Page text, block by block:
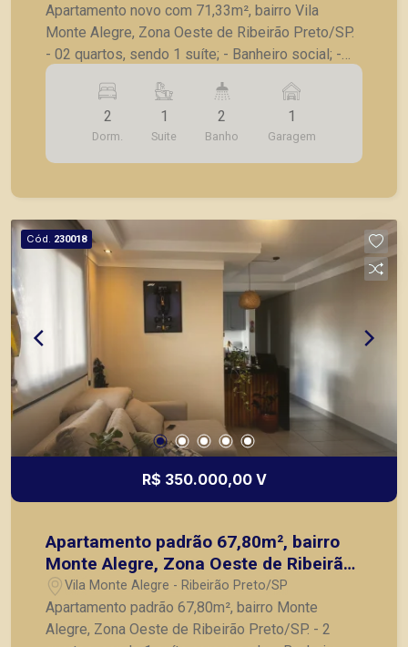
Apartamento novo com 71,33m², bairro Vila
Monte Alegre, Zona Oeste de Ribeirão Preto/SP.
- 02 quartos, sendo 1 suíte; - Banheiro social; -
Sala para 02 ambientes; - Cozinha; - Área de
serviço; - Sacada; - 1 vaga de garagem. A Piramid
tem como objetivo atender seus clientes com
agilidade e segurança, em locação, vendas de
imóveis prontos, usados ou mesmo nos
2
Dorm.
1
Suite
2
Banho
1
Garagem
Cód. 230018
R$ 350.000,00 V
Apartamento padrão 67,80m², bairro
Monte Alegre, Zona Oeste de Ribeirão
Preto/SP.
Vila Monte Alegre - Ribeirão Preto/SP
Apartamento padrão 67,80m², bairro Monte
Alegre, Zona Oeste de Ribeirão Preto/SP. - 2